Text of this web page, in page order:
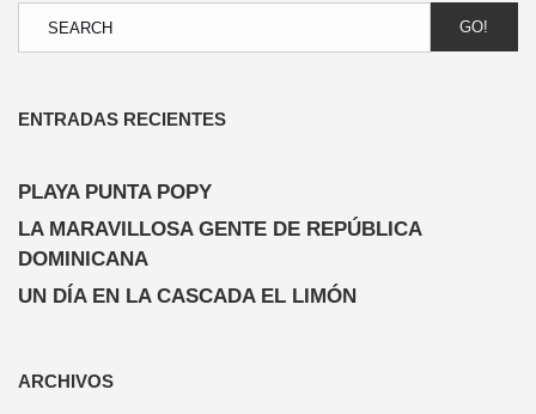
GO!
ENTRADAS RECIENTES
PLAYA PUNTA POPY
LA MARAVILLOSA GENTE DE REPÚBLICA
DOMINICANA
UN DÍA EN LA CASCADA EL LIMÓN
ARCHIVOS